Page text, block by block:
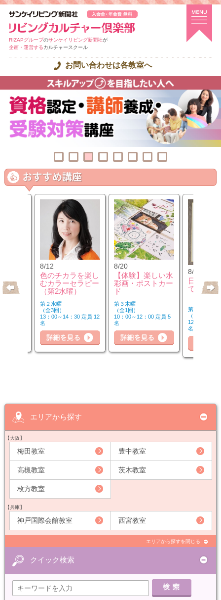
RIZAPグループのサンケイリビング新聞社が
企画・運営するカルチャースクール
お問い合わせは各教室へ
＆リ
8/12
色のチカラを楽し
むカラーセラピー
（第2水曜）
第２水曜
（全3回）
13：00～14：30 定員 12
名
8/20
【体験】楽しい水
彩画・ポストカー
ド
第３木曜
（全1回）
10：00～12：00 定員 5
名
8/21
日本画か
で
第１・３・
（全8回）
12：30～14
名
詳細を見る 詳細を見る
エリアから探す
【大阪】
梅田教室 豊中教室
高槻教室 茨木教室
枚方教室
【兵庫】
神戸国際会館教室 西宮教室
エリアから探すを閉じる
クイック検索